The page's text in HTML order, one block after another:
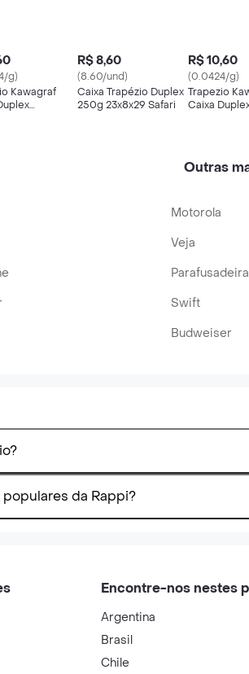
g)
Kawagraf
R$ 8,60
(8.60/und)
Caixa Trapézio Duplex
250g 23x8x29 Safari
R$ 10,60
(0.0424/g)
Trapezio
Caixa
Outras
Motorola
Veja
Parafusadeira
Swift
Budweiser
da Rappi?
Encontre-nos nestes
Argentina
Brasil
Chile